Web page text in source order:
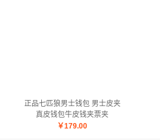
正品七匹狼男士钱包 男士皮夹
真皮钱包牛皮钱夹票夹
3A92029
￥179.00